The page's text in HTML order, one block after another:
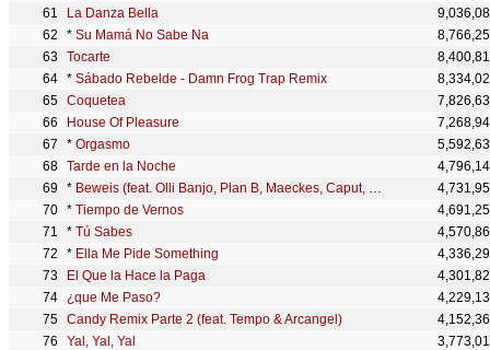
La Danza Bella
* Su Mamá No Sabe Na
Tocarte
* Sábado Rebelde - Damn Frog Trap Remix
Coquetea
House Of Pleasure
* Orgasmo
Tarde en la Noche
* Beweis (feat. Olli Banjo, Plan B, Maeckes, Caput, MoTrip, Ercandize, Kobra, Franky Kubrick, Sizzlac
* Tiempo de Vernos
* Tú Sabes
* Ella Me Pide Something
El Que la Hace la Paga
¿que Me Paso?
Candy Remix Parte 2 (feat. Tempo & Arcangel)
Yal, Yal, Yal